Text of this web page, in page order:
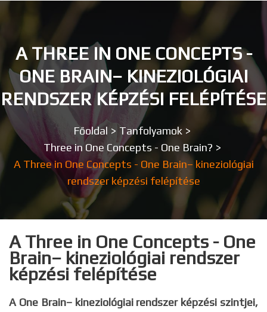
A THREE IN ONE CONCEPTS -
ONE BRAIN– KINEZIOLÓGIAI
RENDSZER KÉPZÉSI FELÉPÍTÉSE
Főoldal > Tanfolyamok >
Three in One Concepts - One Brain? >
A Three in One Concepts - One Brain– kineziológiai
rendszer képzési felépítése
A Three in One Concepts - One
Brain– kineziológiai rendszer
képzési felépítése
A One Brain– kineziológiai rendszer képzési szintjei,